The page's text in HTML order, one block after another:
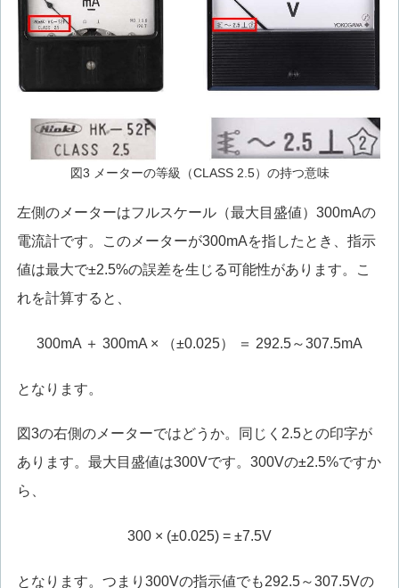
図3 メーターの等級（CLASS 2.5）の持つ意味
左側のメーターはフルスケール（最大目盛値）300mAの
電流計です。このメーターが300mAを指したとき、指示
値は最大で±2.5%の誤差を生じる可能性があります。こ
れを計算すると、
300mA ＋ 300mA × （±0.025） ＝ 292.5～307.5mA
となります。
図3の右側のメーターではどうか。同じく2.5との印字が
あります。最大目盛値は300Vです。300Vの±2.5%ですか
ら、
300 × (±0.025) = ±7.5V
となります。つまり300Vの指示値でも292.5～307.5Vの